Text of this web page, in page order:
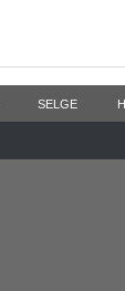
SELGE